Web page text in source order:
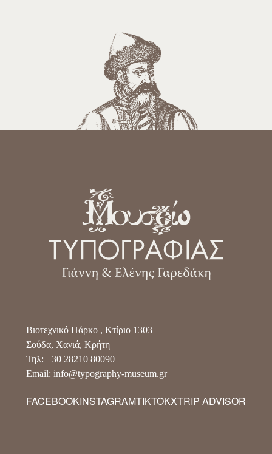
Βιοτεχνικό Πάρκο , Κτίριο 1303
Σούδα, Χανιά, Κρήτη
Τηλ: +30 28210 80090
Email: info@typography-museum.gr
FACEBOOKINSTAGRAMTIKTOKXTRIP ADVISOR